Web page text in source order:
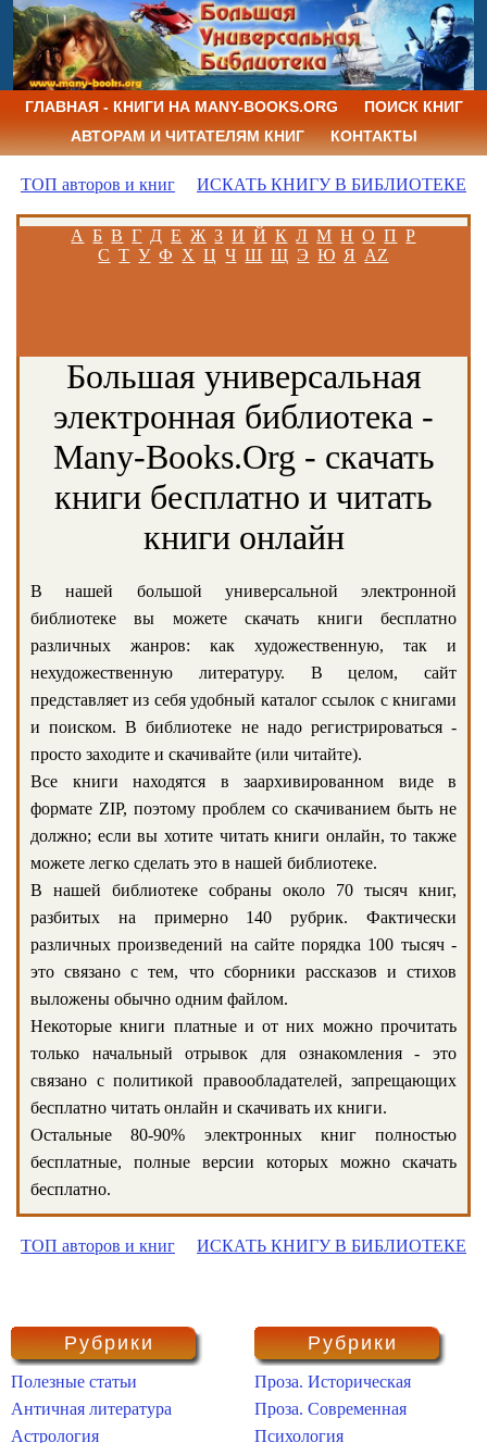
ГЛАВНАЯ - КНИГИ НА MANY-BOOKS.ORG
ПОИСК КНИГ
АВТОРАМ И ЧИТАТЕЛЯМ КНИГ
КОНТАКТЫ
ТОП авторов и книг ИСКАТЬ КНИГУ В БИБЛИОТЕКЕ
А Б В Г Д Е Ж З И Й К Л М Н О П Р
С Т У Ф Х Ц Ч Ш Щ Э Ю Я AZ
Большая универсальная
электронная библиотека -
Many-Books.Org - скачать
книги бесплатно и читать
книги онлайн
В нашей большой универсальной электронной
библиотеке вы можете скачать книги бесплатно
различных жанров: как художественную, так и
нехудожественную литературу. В целом, сайт
представляет из себя удобный каталог ссылок с книгами
и поиском. В библиотеке не надо регистрироваться -
просто заходите и скачивайте (или читайте).
Все книги находятся в заархивированном виде в
формате ZIP, поэтому проблем со скачиванием быть не
должно; если вы хотите читать книги онлайн, то также
можете легко сделать это в нашей библиотеке.
В нашей библиотеке собраны около 70 тысяч книг,
разбитых на примерно 140 рубрик. Фактически
различных произведений на сайте порядка 100 тысяч -
это связано с тем, что сборники рассказов и стихов
выложены обычно одним файлом.
Некоторые книги платные и от них можно прочитать
только начальный отрывок для ознакомления - это
связано с политикой правообладателей, запрещающих
бесплатно читать онлайн и скачивать их книги.
Остальные 80-90% электронных книг полностью
бесплатные, полные версии которых можно скачать
бесплатно.
ТОП авторов и книг ИСКАТЬ КНИГУ В БИБЛИОТЕКЕ
Рубрики
Полезные статьи
Античная литература
Астрология
Рубрики
Проза. Историческая
Проза. Современная
Психология